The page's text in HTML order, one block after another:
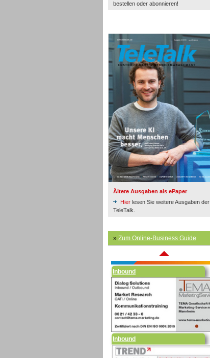
bestellen oder abonnieren!
Ältere Ausgaben als ePaper
Hier lesen Sie weitere Ausgaben der
TeleTalk.
» Zum Online-Business Guide
Inbound
Inbound
Inbound